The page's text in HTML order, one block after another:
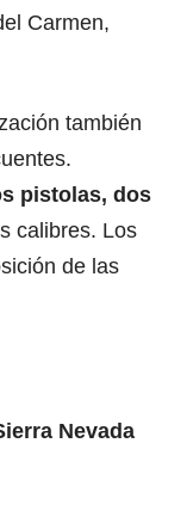
Carmen,
también
pistolas, dos
calibres. Los
de las
Nevada